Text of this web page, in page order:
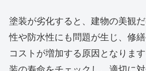
塗装が劣化すると、建物の美観
性や防水性にも問題が生じ、修
コストが増加する原因となりま